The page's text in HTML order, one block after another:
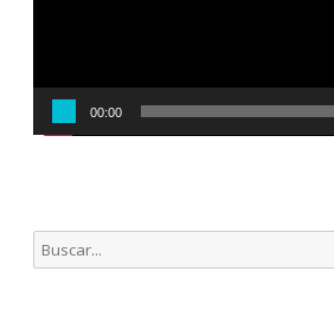
00:00
Buscar
por: